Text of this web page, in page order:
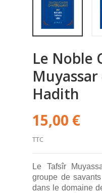
Le Noble
Hadith
15,00 €
TTC
Le Tafsîr
groupe de
dans le domaine